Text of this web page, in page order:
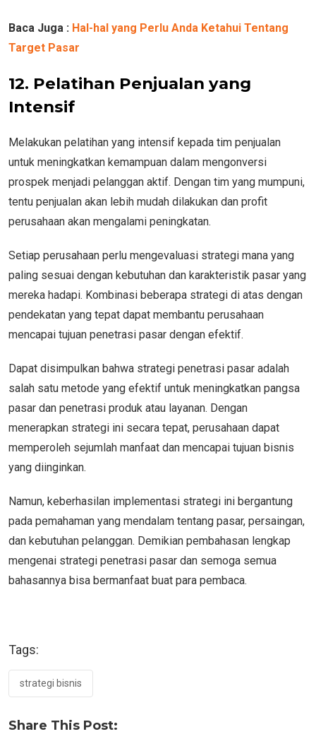
Baca Juga : Hal-hal yang Perlu Anda Ketahui Tentang
Target Pasar
12. Pelatihan Penjualan yang
Intensif
Melakukan pelatihan yang intensif kepada tim penjualan
untuk meningkatkan kemampuan dalam mengonversi
prospek menjadi pelanggan aktif. Dengan tim yang mumpuni,
tentu penjualan akan lebih mudah dilakukan dan profit
perusahaan akan mengalami peningkatan.
Setiap perusahaan perlu mengevaluasi strategi mana yang
paling sesuai dengan kebutuhan dan karakteristik pasar yang
mereka hadapi. Kombinasi beberapa strategi di atas dengan
pendekatan yang tepat dapat membantu perusahaan
mencapai tujuan penetrasi pasar dengan efektif.
Dapat disimpulkan bahwa strategi penetrasi pasar adalah
salah satu metode yang efektif untuk meningkatkan pangsa
pasar dan penetrasi produk atau layanan. Dengan
menerapkan strategi ini secara tepat, perusahaan dapat
memperoleh sejumlah manfaat dan mencapai tujuan bisnis
yang diinginkan.
Namun, keberhasilan implementasi strategi ini bergantung
pada pemahaman yang mendalam tentang pasar, persaingan,
dan kebutuhan pelanggan. Demikian pembahasan lengkap
mengenai strategi penetrasi pasar dan semoga semua
bahasannya bisa bermanfaat buat para pembaca.
Tags:
strategi bisnis
Share This Post: